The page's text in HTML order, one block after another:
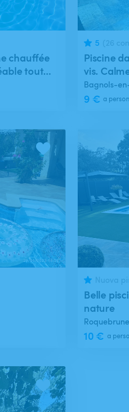
chauffée
de la
5
Piscine
vis.
Bagnols-
9 € a
Belle
nature
10 € a